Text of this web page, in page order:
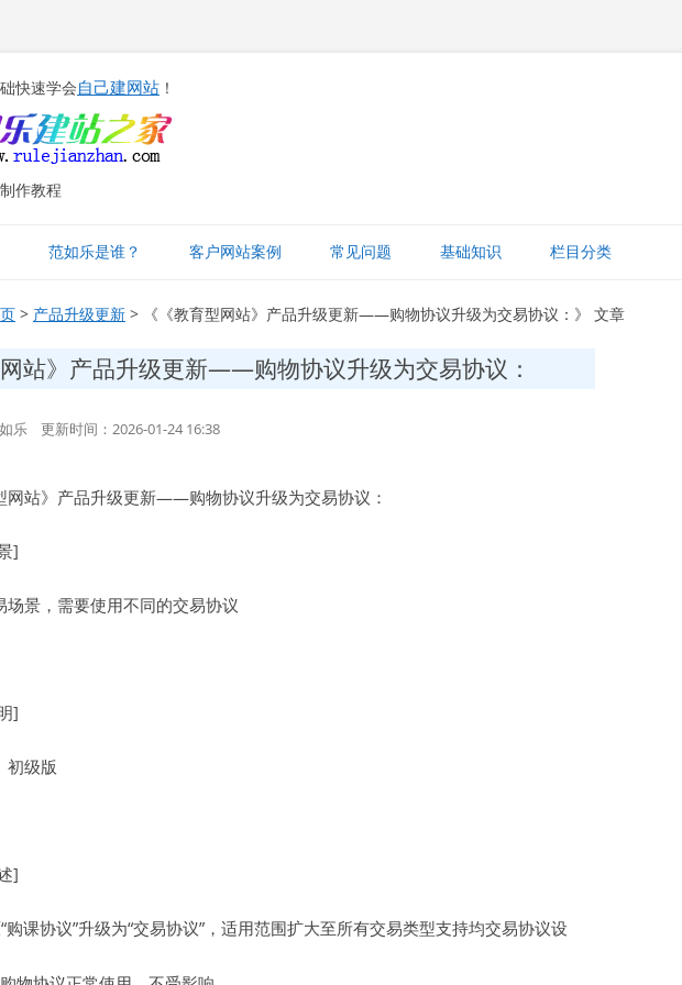
快速学会自己建网站 ！
作教程
至
正
范如乐是谁？ 客户网站案例 常见问题 基础知识 栏目分类
> 产品升级更新 > 《《教育型网站》产品升级更新——购物协议升级为交易协议：》 文章
网站》产品升级更新——购物协议升级为交易协议：
乐 更新时间：2026-01-24 16:38
网站》产品升级更新——购物协议升级为交易协议：
]
场景，需要使用不同的交易协议
]
初级版
]
购课协议”升级为“交易协议”，适用范围扩大至所有交易类型支持均交易协议设